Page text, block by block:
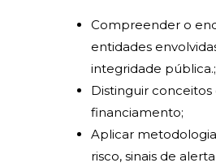
Compreender o
entidades
integridade pública.;
Distinguir
financiamento;
Aplicar
risco, sinais de